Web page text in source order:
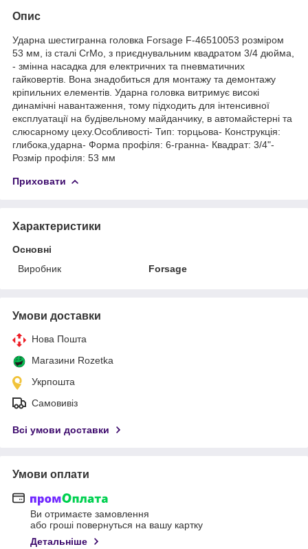
Опис
Ударна шестигранна головка Forsage F-46510053 розміром
53 мм, із сталі CrMo, з приєднувальним квадратом 3/4 дюймa,
- змінна насадка для електричних та пневматичних
гайковертів. Вона знадобиться для монтажу та демонтажу
кріпильних елементів. Ударна головка витримує високі
динамічні навантаження, тому підходить для інтенсивної
експлуатації на будівельному майданчику, в автомайстерні та
слюсарному цеху.Особливості- Тип: торцьова- Конструкція:
глибока,ударна- Форма профіля: 6-гранна- Квадрат: 3/4"-
Розмір профіля: 53 мм
Приховати
Характеристики
Основні
Виробник
Forsage
Умови доставки
Нова Пошта
Магазини Rozetka
Укрпошта
Самовивіз
Всі умови доставки
Умови оплати
Ви отримаєте замовлення
або гроші повернуться на вашу картку
Детальніше